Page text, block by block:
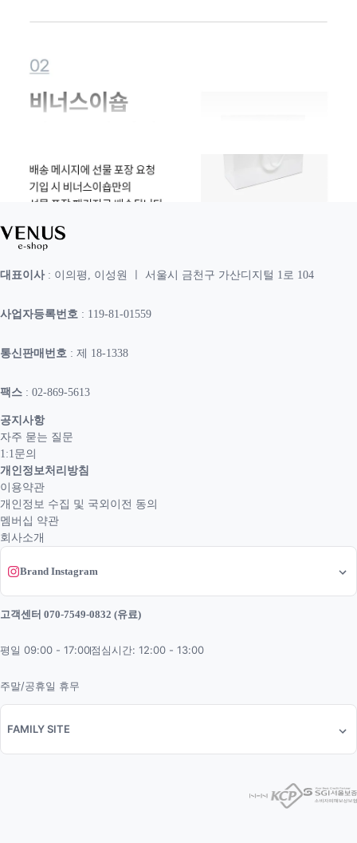
대표이사: 이의평, 이성원 ㅣ 서울시 금천구 가산디지털 1로 104
사업자등록번호 : 119-81-01559
통신판매번호 : 제 18-1338
팩스 : 02-869-5613
공지사항
자주 묻는 질문
1:1문의
개인정보처리방침
이용약관
개인정보 수집 및 국외이전 동의
멤버십 약관
회사소개
Brand Instagram
고객센터 070-7549-0832 (유료)
평일 09:00 - 17:00점심시간: 12:00 - 13:00
주말/공휴일 휴무
FAMILY SITE